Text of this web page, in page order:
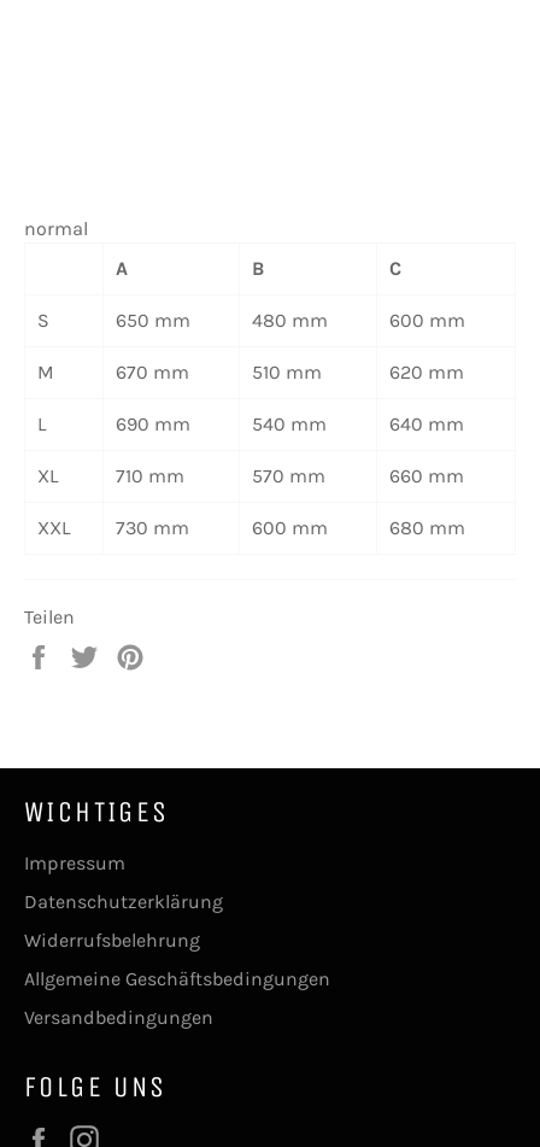
normal
A
B C
S 650 mm 480 mm 600 mm
M 670 mm 510 mm 620 mm
L 690 mm 540 mm 640 mm
XL 710 mm 570 mm 660 mm
XXL 730 mm 600 mm 680 mm
Teilen
Auf
Auf
WICHTIGES
Impressum
Datenschutzerklärung
Widerrufsbelehrung
Allgemeine Geschäftsbedingungen
Versandbedingungen
FOLGE UNS
Facebook